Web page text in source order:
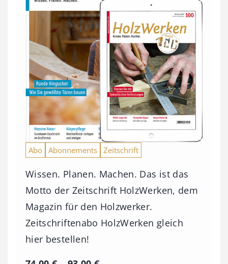
Abo Abonnements Zeitschrift
Wissen. Planen. Machen. Das ist das
Motto der Zeitschrift HolzWerken, dem
Magazin für den Holzwerker.
Zeitschriftenabo HolzWerken gleich
hier bestellen!